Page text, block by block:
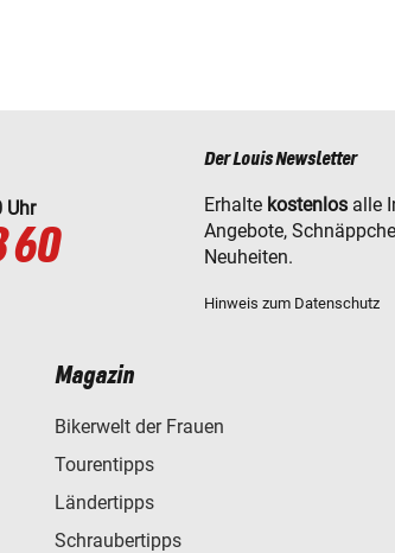
Uhr
60
Der Louis Newsletter
Erhalte kostenlos alle
Angebote,
Neuheiten.
Hinweis zum Datenschutz
Magazin
Bikerwelt der Frauen
Tourentipps
Ländertipps
Schraubertipps